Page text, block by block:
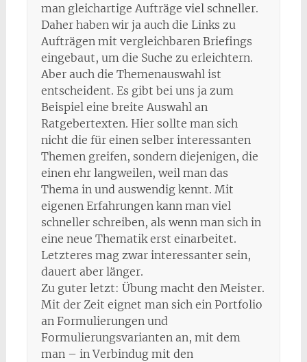
man gleichartige Aufträge viel schneller.
Daher haben wir ja auch die Links zu
Aufträgen mit vergleichbaren Briefings
eingebaut, um die Suche zu erleichtern.
Aber auch die Themenauswahl ist
entscheident. Es gibt bei uns ja zum
Beispiel eine breite Auswahl an
Ratgebertexten. Hier sollte man sich
nicht die für einen selber interessanten
Themen greifen, sondern diejenigen, die
einen ehr langweilen, weil man das
Thema in und auswendig kennt. Mit
eigenen Erfahrungen kann man viel
schneller schreiben, als wenn man sich in
eine neue Thematik erst einarbeitet.
Letzteres mag zwar interessanter sein,
dauert aber länger.
Zu guter letzt: Übung macht den Meister.
Mit der Zeit eignet man sich ein Portfolio
an Formulierungen und
Formulierungsvarianten an, mit dem
man – in Verbindug mit den